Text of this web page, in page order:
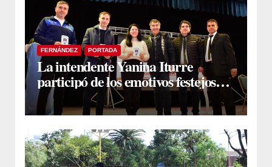
FERNÁNDEZ PORTADA
La intendente Yanina Iturre
participó de los emotivos festejos
por el Aniversario del Taekwon-Do
en Fernández